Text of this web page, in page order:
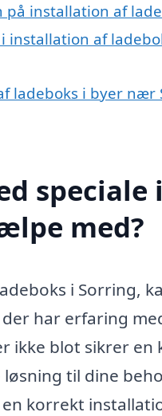
installation af
installation af
ladeboks i byer nær
med?
i Sorring,
har erfaring
ikke blot sikrer
til dine
korrekt